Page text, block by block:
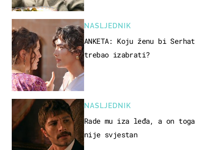
NASLJEDNIK
ANKETA: Koju ženu bi Serhat
trebao izabrati?
NASLJEDNIK
Rade mu iza leđa, a on toga
nije svjestan